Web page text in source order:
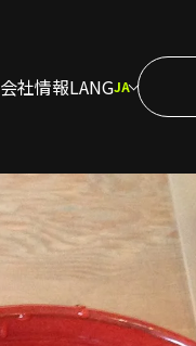
会社情報LANGJA